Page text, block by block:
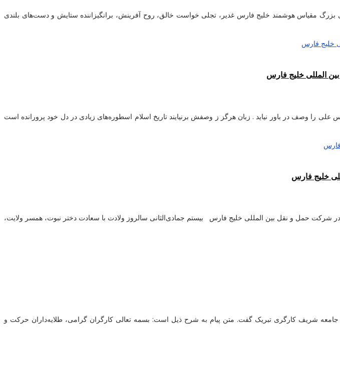
مقیاس هوشمند خلیج فارس غدیر، تجلی خواست خالق، روح آفرینش، برانگیزاننده ستایش و دست‌های بلندی
المللی خلیج فارس
را وصف در باور نیاید . زبان هرگز ز وصفش برنیایند تاریخ اسلام اسطوره‌های زیادی در دل خود پرورانده است
خلیج فارس
در شرکت حمل و نقل بین المللی خلیج فارس بیستم جمادی‌الثانی سالروز ولادت با سعادت دختر نبوت، همسر ولایت،
شریف کارگری تبریک گفت. متن پیام به شرح ذیل است: بسمه تعالی کارگران گرامی، طلایه‌داران حرکت و